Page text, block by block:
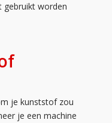
gebruikt worden
je kunststof zou
je een machine